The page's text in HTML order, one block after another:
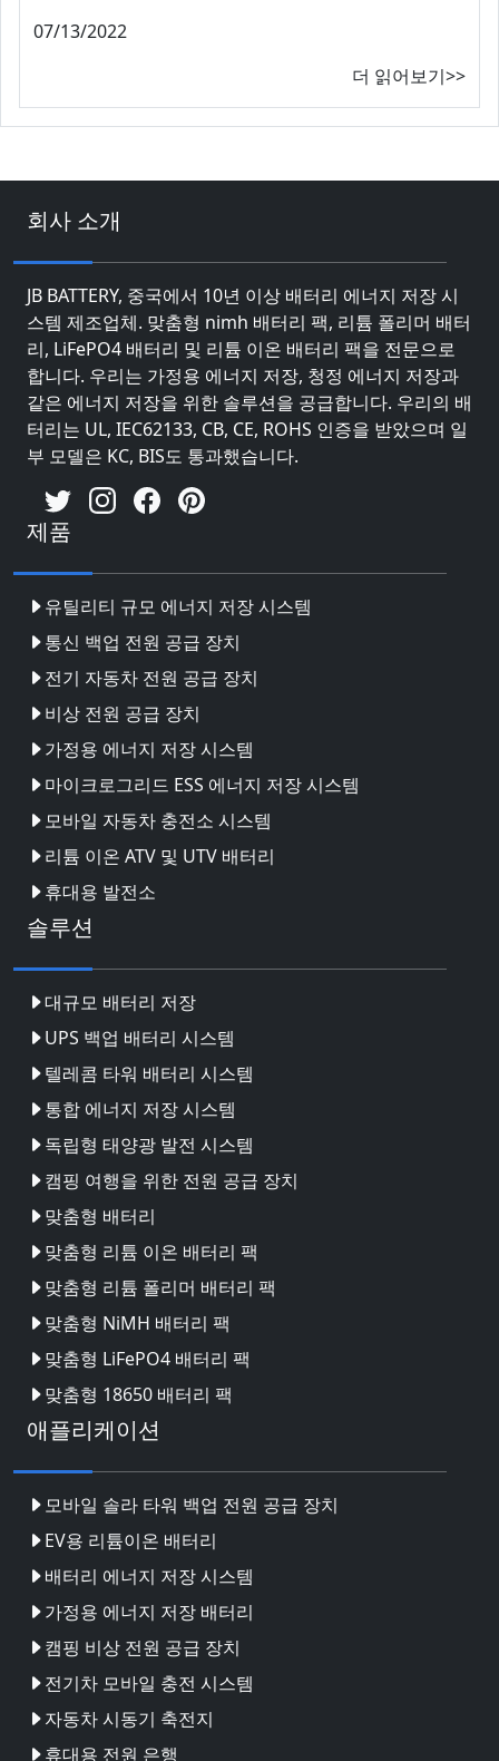
07/13/2022
더 읽어보기>>
회사 소개
JB BATTERY, 중국에서 10년 이상 배터리 에너지 저장 시
스템 제조업체. 맞춤형 nimh 배터리 팩, 리튬 폴리머 배터
리, LiFePO4 배터리 및 리튬 이온 배터리 팩을 전문으로
합니다. 우리는 가정용 에너지 저장, 청정 에너지 저장과
같은 에너지 저장을 위한 솔루션을 공급합니다. 우리의 배
터리는 UL, IEC62133, CB, CE, ROHS 인증을 받았으며 일
부 모델은 KC, BIS도 통과했습니다.
제품
유틸리티 규모 에너지 저장 시스템
통신 백업 전원 공급 장치
전기 자동차 전원 공급 장치
비상 전원 공급 장치
가정용 에너지 저장 시스템
마이크로그리드 ESS 에너지 저장 시스템
모바일 자동차 충전소 시스템
리튬 이온 ATV 및 UTV 배터리
휴대용 발전소
솔루션
대규모 배터리 저장
UPS 백업 배터리 시스템
텔레콤 타워 배터리 시스템
통합 에너지 저장 시스템
독립형 태양광 발전 시스템
캠핑 여행을 위한 전원 공급 장치
맞춤형 배터리
맞춤형 리튬 이온 배터리 팩
맞춤형 리튬 폴리머 배터리 팩
맞춤형 NiMH 배터리 팩
맞춤형 LiFePO4 배터리 팩
맞춤형 18650 배터리 팩
애플리케이션
모바일 솔라 타워 백업 전원 공급 장치
EV용 리튬이온 배터리
배터리 에너지 저장 시스템
가정용 에너지 저장 배터리
캠핑 비상 전원 공급 장치
전기차 모바일 충전 시스템
자동차 시동기 축전지
휴대용 전원 은행